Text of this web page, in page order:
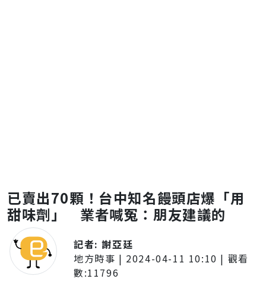
已賣出70顆！台中知名饅頭店爆「用
甜味劑」 業者喊冤：朋友建議的
記者:謝亞廷
地方時事 | 2024-04-11 10:10 | 觀看
數:11796